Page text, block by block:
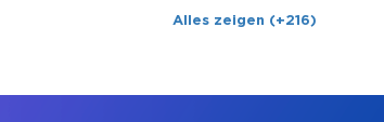
Alles zeigen (+216)